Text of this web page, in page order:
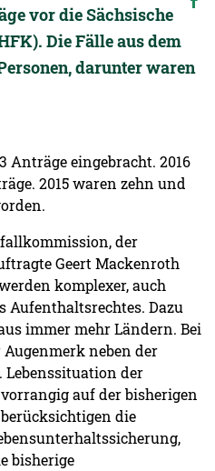
vor die Sächsische
Die Fälle aus dem
darunter waren
Anträge eingebracht. 2016
2015 waren zehn und
der
Geert Mackenroth
komplexer, auch
Aufenthaltsrechtes. Dazu
immer mehr Ländern. Bei
neben der
der
auf der bisherigen
die
bisherige